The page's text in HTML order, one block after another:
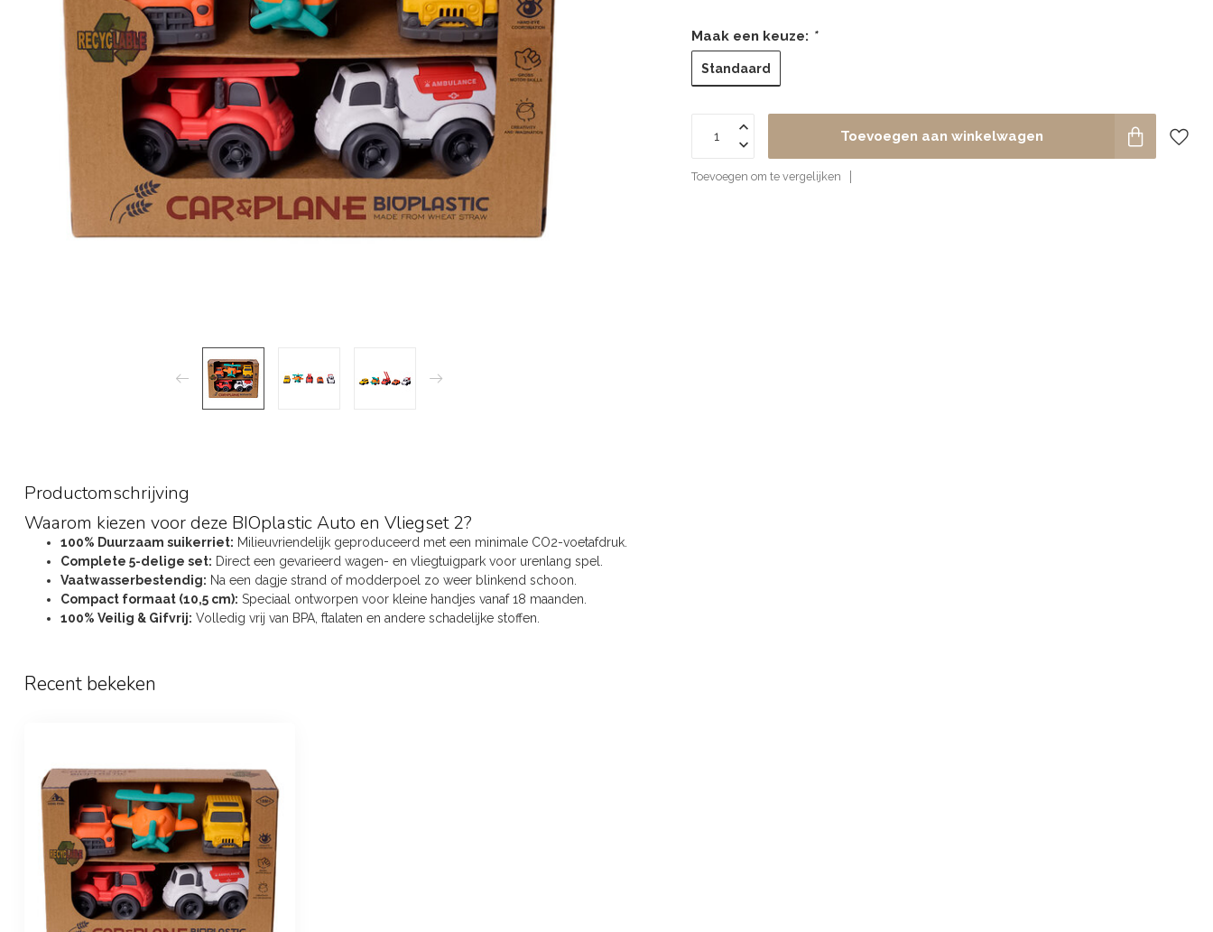
Maak een keuze: *
Standaard
Toevoegen aan winkelwagen
Toevoegen om te vergelijken
Productomschrijving
Waarom kiezen voor deze BIOplastic Auto en Vliegset 2?
100% Duurzaam suikerriet: Milieuvriendelijk geproduceerd met een minimale CO2-voetafdruk.
Complete 5-delige set: Direct een gevarieerd wagen- en vliegtuigpark voor urenlang spel.
Vaatwasserbestendig: Na een dagje strand of modderpoel zo weer blinkend schoon.
Compact formaat (10,5 cm): Speciaal ontworpen voor kleine handjes vanaf 18 maanden.
100% Veilig & Gifvrij: Volledig vrij van BPA, ftalaten en andere schadelijke stoffen.
Recent bekeken